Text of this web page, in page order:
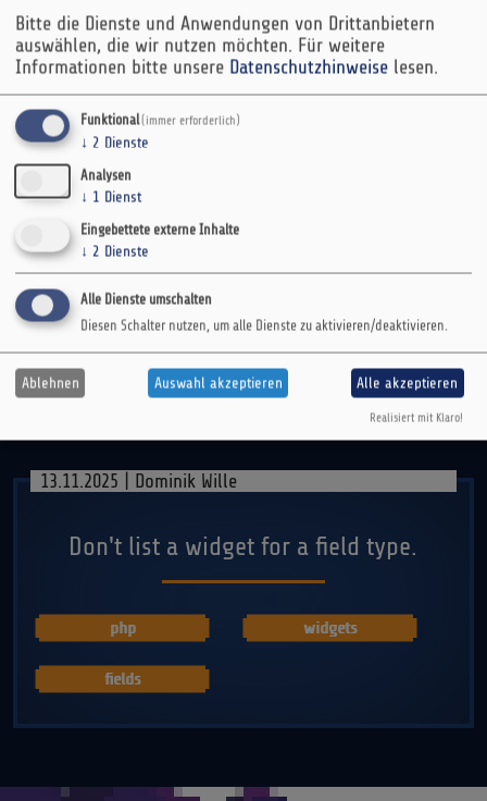
Weitere DevBits
21.11.2025 | Peter Majmesku
PHP 8.5 New Features: Pipe Operator and
URI Extension
13.11.2025 | Dominik Wille
Don't list a widget for a field type.
php widgets
fields
Bitte die Dienste und Anwendungen von Drittanbietern
auswählen, die wir nutzen möchten. Für weitere
Informationen bitte unsere Datenschutzhinweise lesen.
Funktional(immer erforderlich)
↓ 2 Dienste
Analysen
↓ 1 Dienst
Eingebettete externe Inhalte
↓ 2 Dienste
Alle Dienste umschalten
Diesen Schalter nutzen, um alle Dienste zu aktivieren/deaktivieren.
Ablehnen Auswahl akzeptieren Alle akzeptieren
Realisiert mit Klaro!